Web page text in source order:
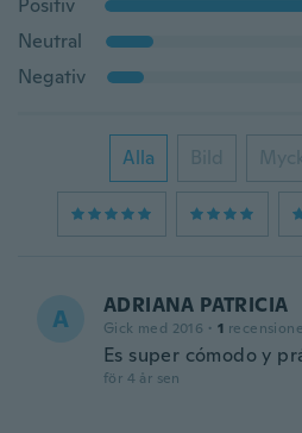
Positiv
Neutral
Negativ
Alla Bild
A ADRIANA PATRICIA
Gick med 2016 · 1
Es super cómodo y
för 4 år sen